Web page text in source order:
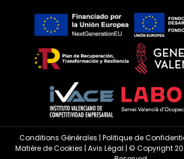
Conditions Générales | Politique de
Matière de Cookies | Avis Légal | © Copyright